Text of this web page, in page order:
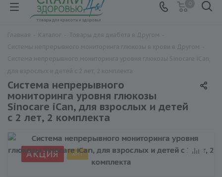
Система непрерывного
мониторинга уровня глюкозы
Sinocare iCan, для взрослых и детей
с 2 лет, 2 комплекта
АКЦИЯ ХИТ